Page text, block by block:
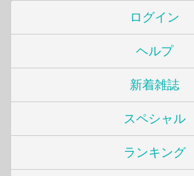
ログイン
ヘルプ
新着雑誌
スペシャル
ランキング